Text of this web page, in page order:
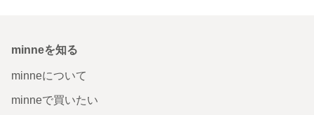
minneを知る
minneについて
minneで買いたい